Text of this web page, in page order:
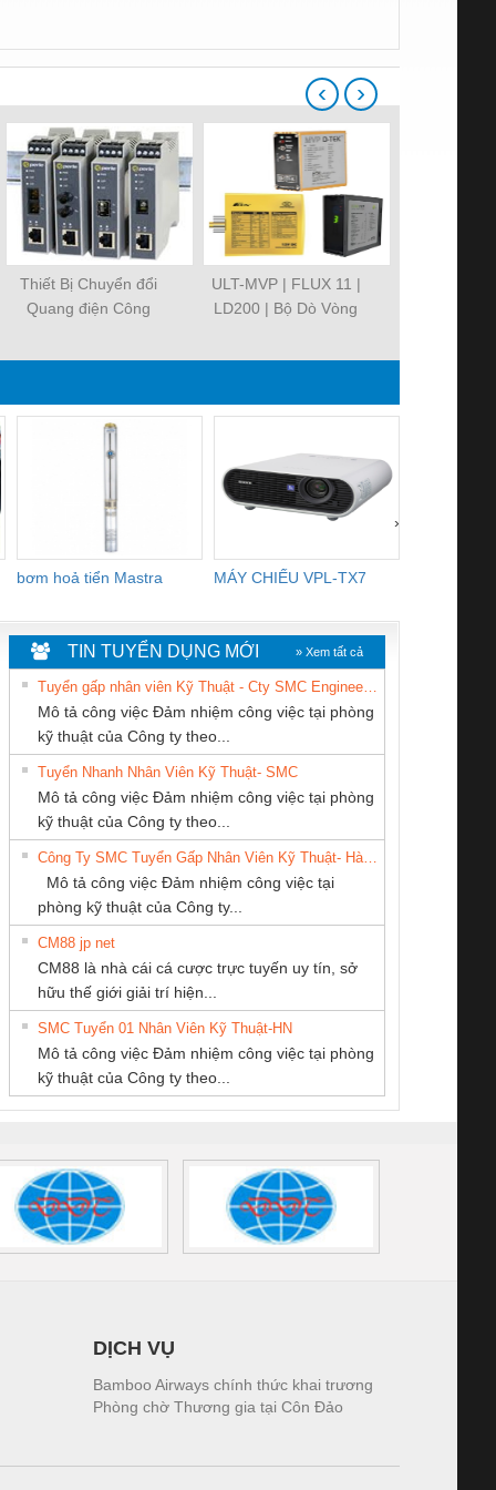
Thiết Bị Chuyển đổi
Quang điện Công
ULT-MVP | FLUX 11 |
LD200 | Bộ Dò Vòng
‹ ›
bơm hoả tiển Mastra MÁY CHIẾU VPL-TX7
›
An Toàn
Contact
– PSR-
SCP-
FSP/2X1/1X2
sát chuỗi
tấm pin
16I+
(2502520000)
Bộ giám sát chuỗi
tấm pin
TRANSCLINIC 16I+
1K5 L (2433950000)
Bộ giám sát dòng
TRANSCLINIC 16I+
(2008130000)
Bộ chỉnh lưu nguồn
điện TRANSCLINIC
BKE 1K5.4
(7791400879)2. Giá
Nẹp nhôm chống
trơn Đà Nẵng
TY TNHH
DOANH
VỤ XNK
NAM
Công ty TNHH
Thương Mại SX
Ba Miền
CÔNG TY TNHH
SUPPLY
TY TNHH
MẠI
ÂN VIỆT
THIẾT BỊ CÔNG
NGHIỆP NIHON
SETSUBI VIỆT
NAM
Ba Miền
TIN TUYỂN DỤNG MỚI » Xem tất cả
Mô tả công việc Đảm nhiệm công việc tại phòng
kỹ thuật của Công ty theo...
Tuyển Nhanh Nhân Viên Kỹ Thuật- SMC
Mô tả công việc Đảm nhiệm công việc tại phòng
kỹ thuật của Công ty theo...
Mô tả công việc Đảm nhiệm công việc tại
phòng kỹ thuật của Công ty...
CM88 jp net
CM88 là nhà cái cá cược trực tuyến uy tín, sở
hữu thế giới giải trí hiện...
SMC Tuyển 01 Nhân Viên Kỹ Thuật-HN
Mô tả công việc Đảm nhiệm công việc tại phòng
kỹ thuật của Công ty theo...
DỊCH VỤ
Bamboo Airways chính thức khai trương
Phòng chờ Thương gia tại Côn Đảo